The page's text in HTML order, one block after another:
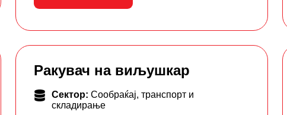
Ракувач на виљушкар
Сектор:Сообраќај, транспорт и
складирање